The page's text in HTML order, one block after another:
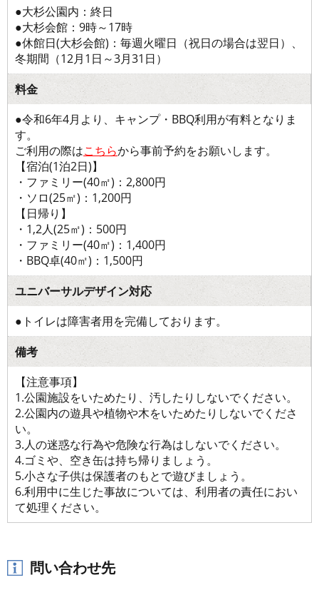
●大杉公園内：終日
●大杉会館：9時～17時
●休館日(大杉会館)：毎週火曜日（祝日の場合は翌日）、
冬期間（12月1日～3月31日）
料金
●令和6年4月より、キャンプ・BBQ利用が有料となりま
す。
ご利用の際はこちらから事前予約をお願いします。
【宿泊(1泊2日)】
・ファミリー(40㎡)：2,800円
・ソロ(25㎡)：1,200円
【日帰り】
・1,2人(25㎡)：500円
・ファミリー(40㎡)：1,400円
・BBQ卓(40㎡)：1,500円
ユニバーサルデザイン対応
●トイレは障害者用を完備しております。
備考
【注意事項】
1.公園施設をいためたり、汚したりしないでください。
2.公園内の遊具や植物や木をいためたりしないでくださ
い。
3.人の迷惑な行為や危険な行為はしないでください。
4.ゴミや、空き缶は持ち帰りましょう。
5.小さな子供は保護者のもとで遊びましょう。
6.利用中に生じた事故については、利用者の責任におい
て処理ください。
問い合わせ先